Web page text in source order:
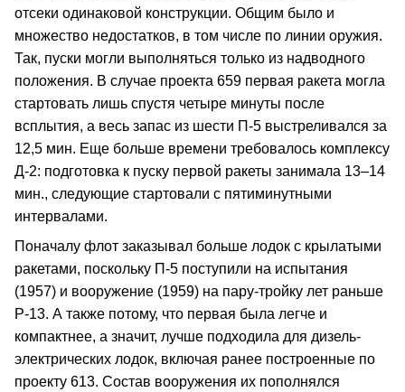
отсеки одинаковой конструкции. Общим было и
множество недостатков, в том числе по линии оружия.
Так, пуски могли выполняться только из надводного
положения. В случае проекта 659 первая ракета могла
стартовать лишь спустя четыре минуты после
всплытия, а весь запас из шести П-5 выстреливался за
12,5 мин. Еще больше времени требовалось комплексу
Д-2: подготовка к пуску первой ракеты занимала 13–14
мин., следующие стартовали с пятиминутными
интервалами.
Поначалу флот заказывал больше лодок с крылатыми
ракетами, поскольку П-5 поступили на испытания
(1957) и вооружение (1959) на пару-тройку лет раньше
Р-13. А также потому, что первая была легче и
компактнее, а значит, лучше подходила для дизель-
электрических лодок, включая ранее построенные по
проекту 613. Состав вооружения их пополнялся